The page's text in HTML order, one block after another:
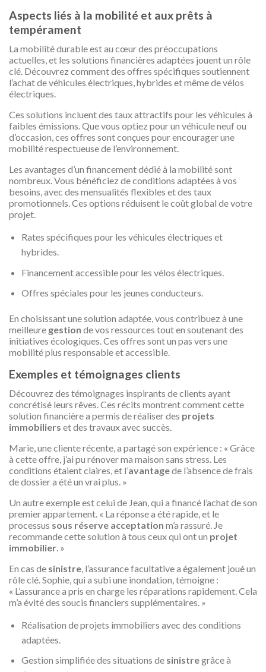
Aspects liés à la mobilité et aux prêts à
tempérament
La mobilité durable est au cœur des préoccupations
actuelles, et les solutions financières adaptées jouent un rôle
clé. Découvrez comment des offres spécifiques soutiennent
l’achat de véhicules électriques, hybrides et même de vélos
électriques.
Ces solutions incluent des taux attractifs pour les véhicules à
faibles émissions. Que vous optiez pour un véhicule neuf ou
d’occasion, ces offres sont conçues pour encourager une
mobilité respectueuse de l’environnement.
Les avantages d’un financement dédié à la mobilité sont
nombreux. Vous bénéficiez de conditions adaptées à vos
besoins, avec des mensualités flexibles et des taux
promotionnels. Ces options réduisent le coût global de votre
projet.
Rates spécifiques pour les véhicules électriques et
hybrides.
Financement accessible pour les vélos électriques.
Offres spéciales pour les jeunes conducteurs.
En choisissant une solution adaptée, vous contribuez à une
meilleure gestion de vos ressources tout en soutenant des
initiatives écologiques. Ces offres sont un pas vers une
mobilité plus responsable et accessible.
Exemples et témoignages clients
Découvrez des témoignages inspirants de clients ayant
concrétisé leurs rêves. Ces récits montrent comment cette
solution financière a permis de réaliser des projets
immobiliers et des travaux avec succès.
Marie, une cliente récente, a partagé son expérience : « Grâce
à cette offre, j’ai pu rénover ma maison sans stress. Les
conditions étaient claires, et l’avantagede l’absence de frais
de dossier a été un vrai plus. »
Un autre exemple est celui de Jean, qui a financé l’achat de son
premier appartement. « La réponse a été rapide, et le
processus sous réserve acceptation m’a rassuré. Je
recommande cette solution à tous ceux qui ont un projet
immobilier . »
En cas de sinistre , l’assurance facultative a également joué un
rôle clé. Sophie, qui a subi une inondation, témoigne :
« L’assurance a pris en charge les réparations rapidement. Cela
m’a évité des soucis financiers supplémentaires. »
Réalisation de projets immobiliers avec des conditions
adaptées.
Gestion simplifiée des situations de sinistregrâce à